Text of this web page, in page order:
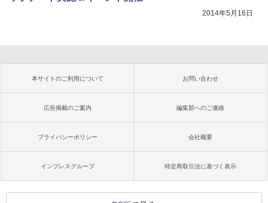
2014年5月16日
本サイトのご利用について お問い合わせ
広告掲載のご案内 編集部へのご連絡
プライバシーポリシー 会社概要
インプレスグループ 特定商取引法に基づく表示